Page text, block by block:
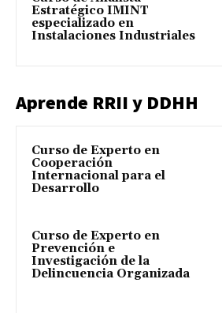
Estratégico IMINT
especializado en
Instalaciones Industriales
Aprende RRII y DDHH
Curso de Experto en
Cooperación
Internacional para el
Desarrollo
Curso de Experto en
Prevención e
Investigación de la
Delincuencia Organizada